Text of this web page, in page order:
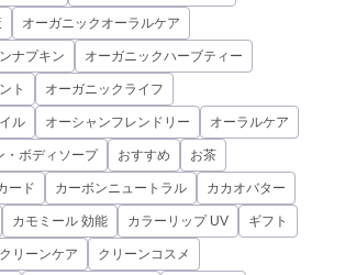
オーガニックオーラルケア
ナプキン オーガニックハーブティー
ト オーガニックライフ
ル オーシャンフレンドリー オーラルケア
・ボディソープ おすすめ お茶
ード カーボンニュートラル カカオバター
カモミール 効能 カラーリップ UV ギフト
クリーンケア クリーンコスメ